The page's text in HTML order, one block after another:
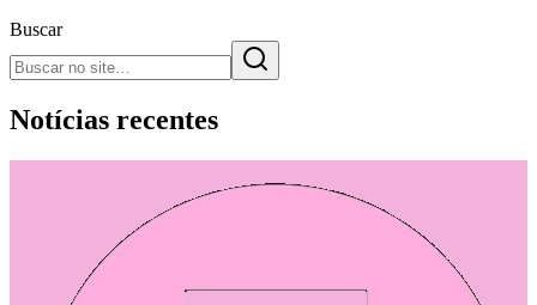
Buscar
Notícias recentes